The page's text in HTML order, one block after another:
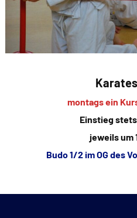
montags ein
Einstieg
jeweils um
Budo 1/2 im OG des